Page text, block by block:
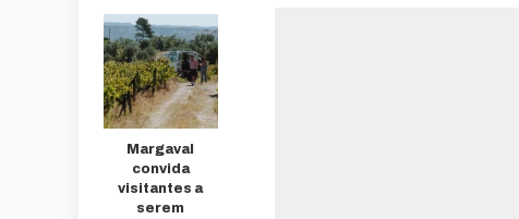
Margaval
convida
visitantes a
serem